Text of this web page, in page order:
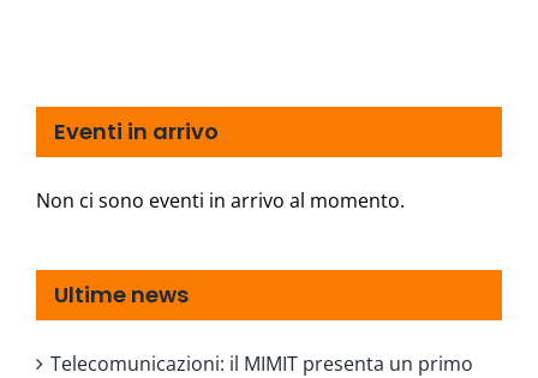
Eventi in arrivo
Non ci sono eventi in arrivo al momento.
Ultime news
Telecomunicazioni: il MIMIT presenta un primo